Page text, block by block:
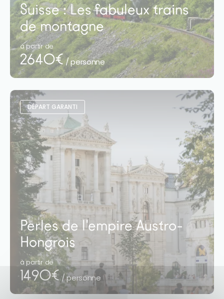
Suisse : Les fabuleux trains
de montagne
à partir de
2640€/ personne
DÉPART GARANTI
Perles de l'empire Austro-
Hongrois
à partir de
1490€ / personne